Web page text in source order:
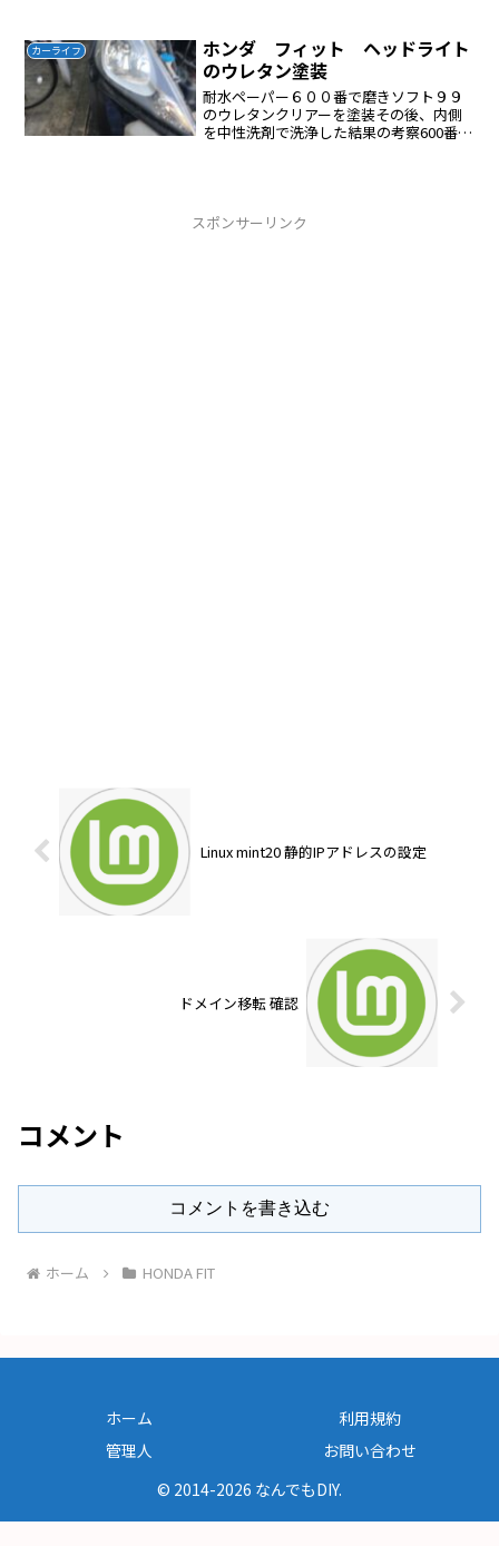
ードをミニからミニでないものに変更し
たがダメ腹が立...
カーライフ
ホンダ フィット ヘッドライト
のウレタン塗装
耐水ペーパー６００番で磨きソフト９９
のウレタンクリアーを塗装その後、内側
を中性洗剤で洗浄した結果の考察600番で
スポンサーリンク
Linux mint20 静的IPアドレスの設定
ドメイン移転 確認
コメント
コメントを書き込む
ホーム HONDA FIT
ホーム
利用規約
管理人
お問い合わせ
© 2014-2026 なんでもDIY.